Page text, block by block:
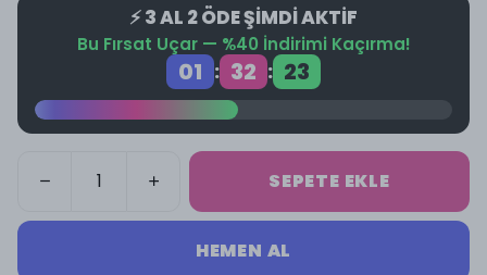
⚡ 3 AL 2 ÖDE ŞİMDİ AKTİF
Bu Fırsat Uçar — %40 İndirimi Kaçırma!
01 : 32 : 23
SEPETE EKLE
HEMEN AL